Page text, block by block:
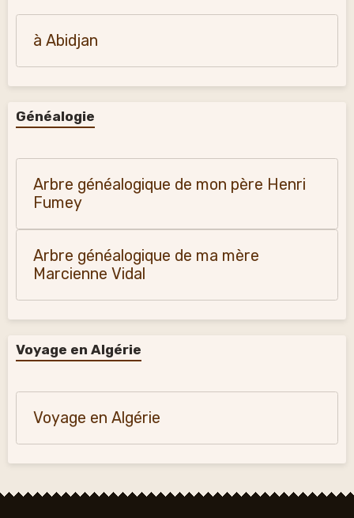
à Abidjan
Généalogie
Arbre généalogique de mon père Henri
Fumey
Arbre généalogique de ma mère
Marcienne Vidal
Voyage en Algérie
Voyage en Algérie